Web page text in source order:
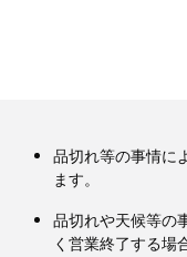
品切れ等の事情に
ます。
品切れや天候等の
く営業終了する場